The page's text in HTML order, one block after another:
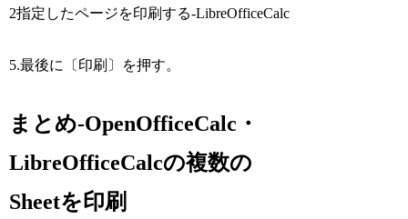
2指定したページを印刷する-LibreOfficeCalc
5.最後に〔印刷〕を押す。
まとめ-OpenOfficeCalc・
LibreOfficeCalcの複数の
Sheetを印刷